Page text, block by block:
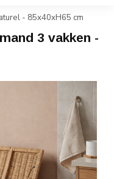
- 85x40xH65 cm
3 vakken -